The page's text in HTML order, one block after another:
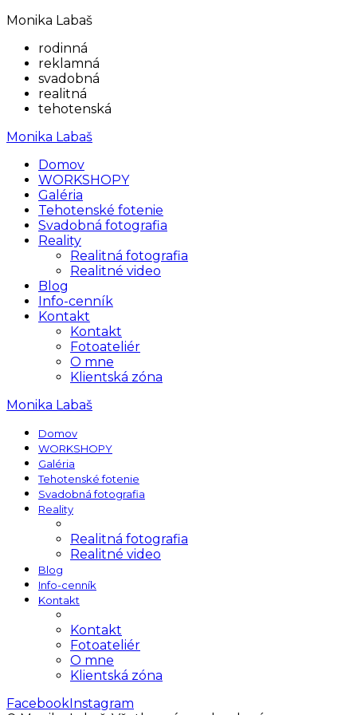
Monika Labaš
rodinná
reklamná
svadobná
realitná
tehotenská
Monika Labaš
Domov
WORKSHOPY
Galéria
Tehotenské fotenie
Svadobná fotografia
Reality
Realitná fotografia
Realitné video
Blog
Info-cenník
Kontakt
Kontakt
Fotoateliér
O mne
Klientská zóna
Monika Labaš
Domov
WORKSHOPY
Galéria
Tehotenské fotenie
Svadobná fotografia
Reality
Realitná fotografia
Realitné video
Blog
Info-cenník
Kontakt
Kontakt
Fotoateliér
O mne
Klientská zóna
FacebookInstagram